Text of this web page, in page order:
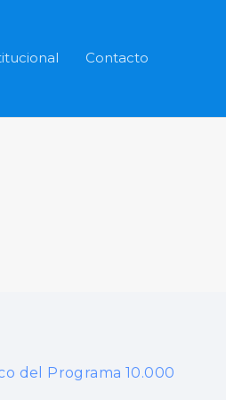
Contacto
del Programa 10.000